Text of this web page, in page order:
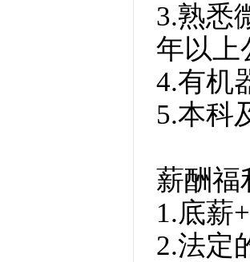
3.熟悉
年以上
4.有机
5.本科
薪酬福
1.底薪
2.法定